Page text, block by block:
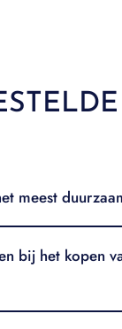
meest
bij het kopen